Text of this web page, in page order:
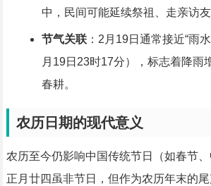
中，民间可能延续祭祖、走亲访友
节气关联：2月19日通常接近“雨
月19日23时17分），标志着降雨
春耕。
农历日期的现代意义
农历至今仍影响中国传统节日（如春节
正月廿四虽非节日，但作为农历年末的